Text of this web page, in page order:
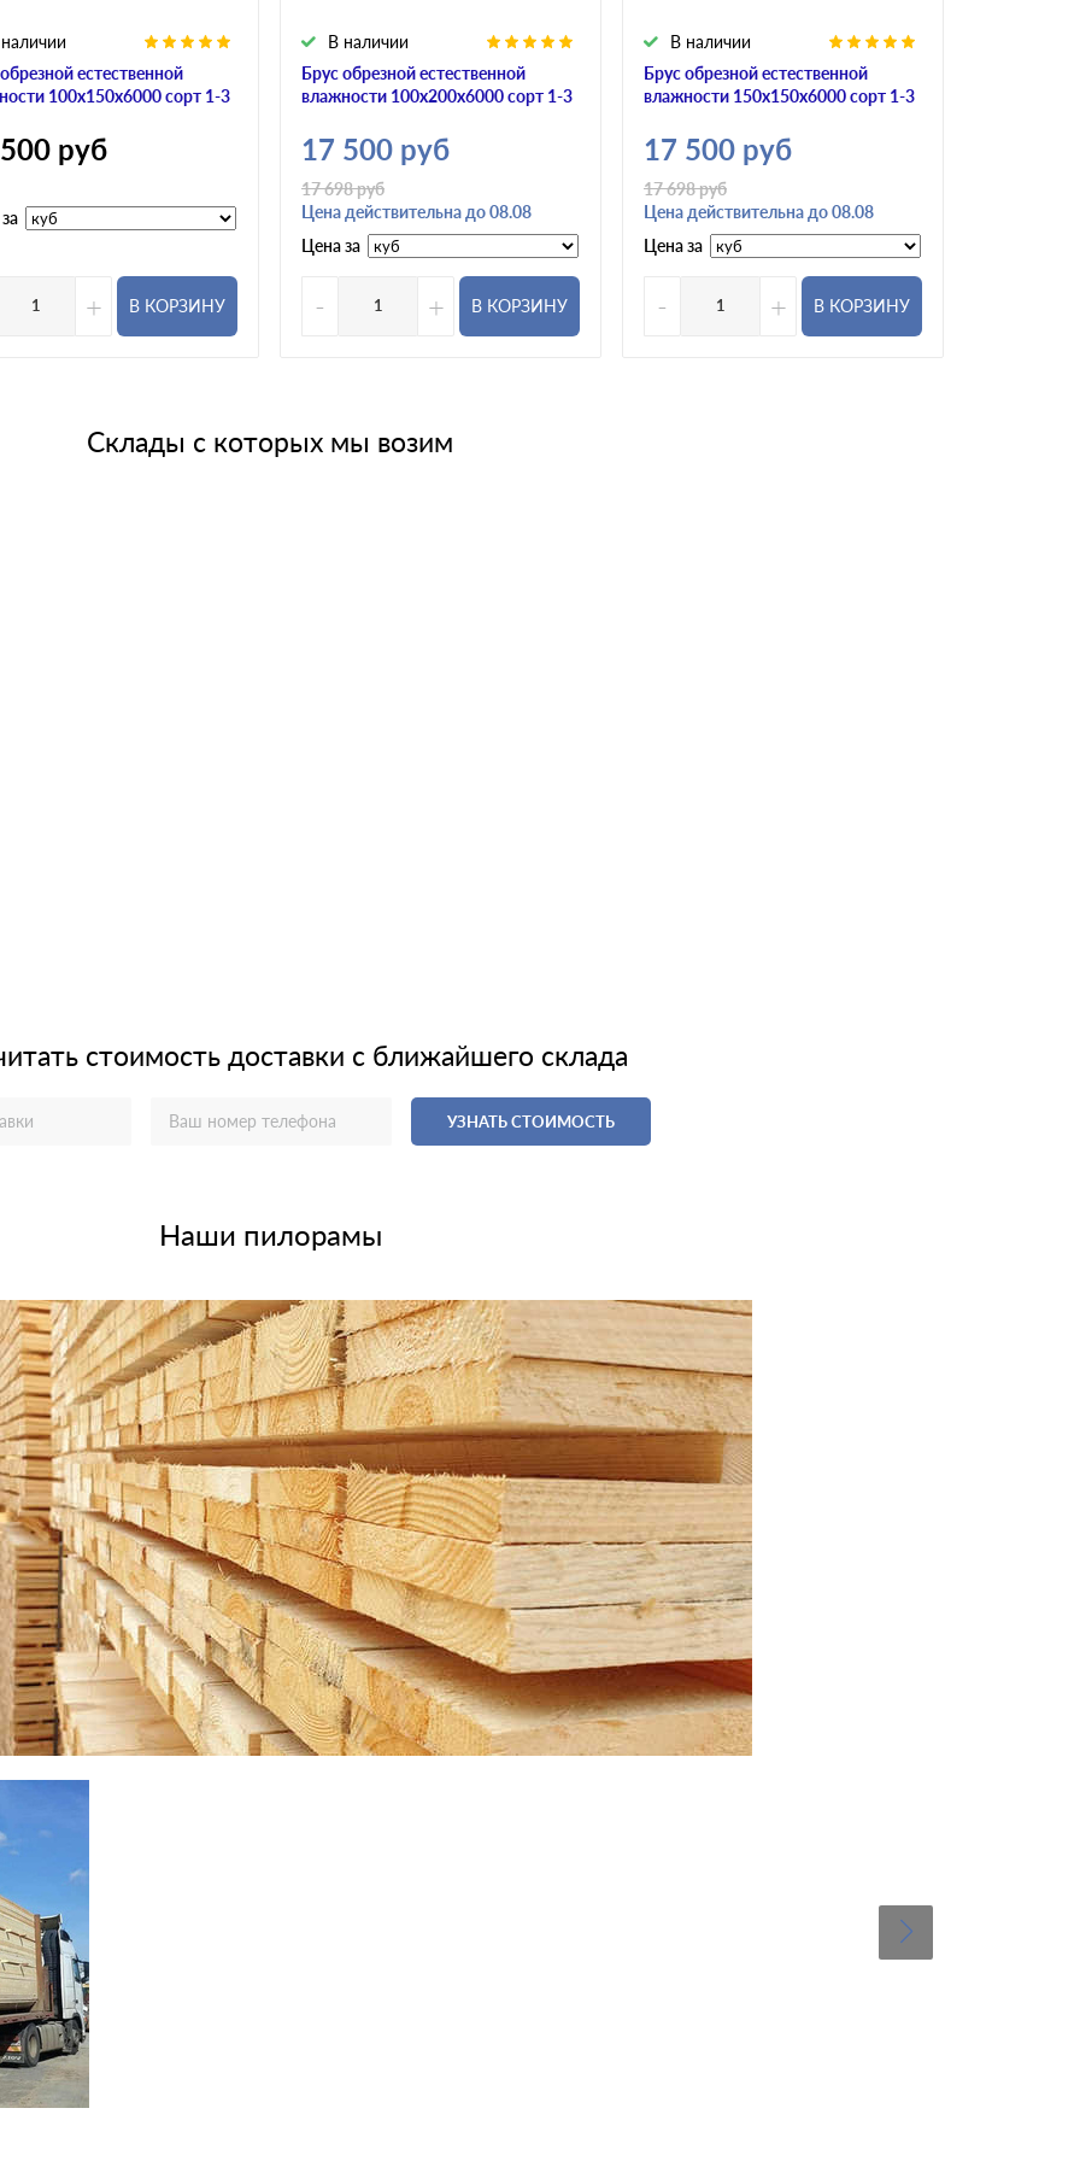
естественной
100х150х6000 сорт 1-3
руб
+ В КОРЗИНУ
Брус обрезной естественной
влажности 100х200х6000 сорт 1-3
В наличии
17 500 руб
17 698руб
Цена действительна до 08.08
Цена за
- + В КОРЗИНУ
Брус обрезной естественной
влажности 150х150х6000 сорт 1-3
В наличии
17 500 руб
17 698руб
Цена действительна до 08.08
Цена за
- + В КОРЗИНУ
Склады с которых мы возим
стоимость доставки с ближайшего склада
УЗНАТЬ СТОИМОСТЬ
Наши пилорамы